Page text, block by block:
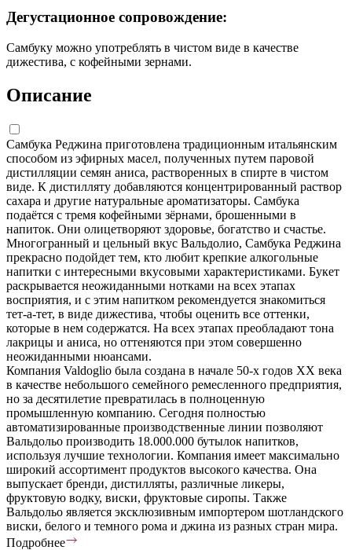
Дегустационное сопровождение:
Самбуку можно употреблять в чистом виде в качестве
дижестива, с кофейными зернами.
Описание
Самбука Реджина приготовлена традиционным итальянским
способом из эфирных масел, полученных путем паровой
дистилляции семян аниса, растворенных в спирте в чистом
виде. К дистилляту добавляются концентрированный раствор
сахара и другие натуральные ароматизаторы. Самбука
подаётся с тремя кофейными зёрнами, брошенными в
напиток. Они олицетворяют здоровье, богатство и счастье.
Многогранный и цельный вкус Вальдолио, Самбука Реджина
прекрасно подойдет тем, кто любит крепкие алкогольные
напитки с интересными вкусовыми характеристиками. Букет
раскрывается неожиданными нотками на всех этапах
восприятия, и с этим напитком рекомендуется знакомиться
тет-а-тет, в виде дижестива, чтобы оценить все оттенки,
которые в нем содержатся. На всех этапах преобладают тона
лакрицы и аниса, но оттеняются при этом совершенно
неожиданными нюансами.
Компания Valdoglio была создана в начале 50-х годов XX века
в качестве небольшого семейного ремесленного предприятия,
но за десятилетие превратилась в полноценную
промышленную компанию. Сегодня полностью
автоматизированные производственные линии позволяют
Вальдольо производить 18.000.000 бутылок напитков,
используя лучшие технологии. Компания имеет максимально
широкий ассортимент продуктов высокого качества. Она
выпускает бренди, дистилляты, различные ликеры,
фруктовую водку, виски, фруктовые сиропы. Также
Вальдольо является эксклюзивным импортером шотландского
виски, белого и темного рома и джина из разных стран мира.
Подробнее